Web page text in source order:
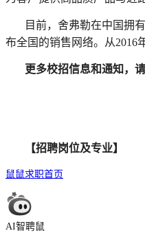
目前，舍弗勒在中国拥
布全国的销售网络。从2016
更多校招信息和通知，
【招聘岗位及专业】
鼠鼠求职首页
AI智聘鼠